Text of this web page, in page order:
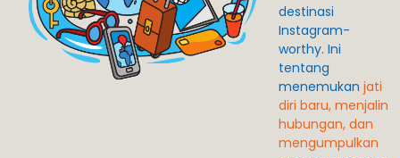
destinasi
Instagram-
worthy. Ini
tentang
menemukan jati
diri baru, menjalin
hubungan, dan
mengumpulkan